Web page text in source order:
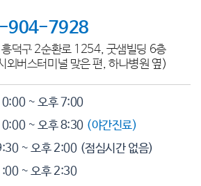
904-7928
흥덕구 2순환로 1254, 굿샘빌딩 6층
외버스터미널 맞은 편, 하나병원 옆)
~ 오후 7:00
~ 오후 8:30 (야간진료)
~ 오후 2:00 (점심시간 없음)
~ 오후 2:30